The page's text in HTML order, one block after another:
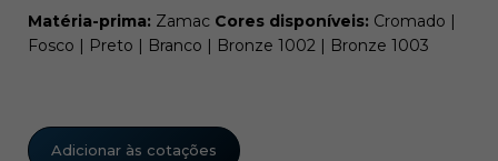
Matéria-prima: Zamac Cores disponíveis: Cromado |
Fosco | Preto | Branco | Bronze 1002 | Bronze 1003
Adicionar às cotações